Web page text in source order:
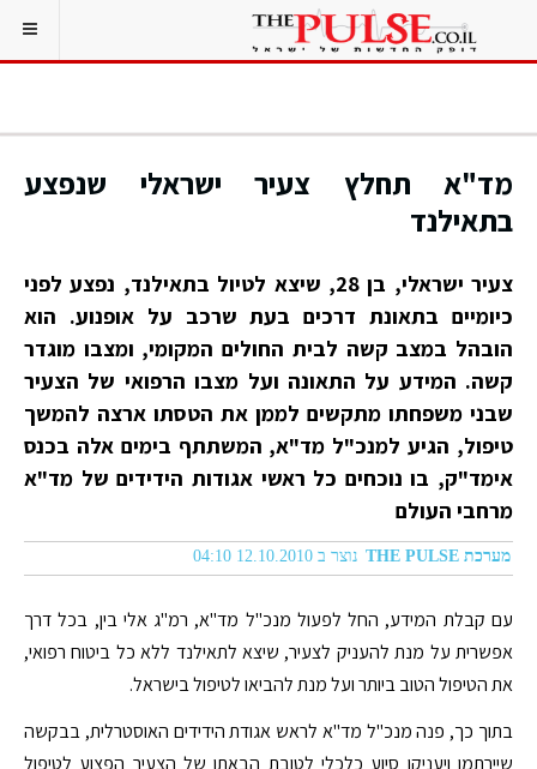
מד"א תחלץ צעיר ישראלי שנפצע
בתאילנד
צעיר ישראלי, בן 28, שיצא לטיול בתאילנד, נפצע לפני
כיומיים בתאונת דרכים בעת שרכב על אופנוע. הוא
הובהל במצב קשה לבית החולים המקומי, ומצבו מוגדר
קשה. המידע על התאונה ועל מצבו הרפואי של הצעיר
שבני משפחתו מתקשים לממן את הטסתו ארצה להמשך
טיפול, הגיע למנכ"ל מד"א, המשתתף בימים אלה בכנס
אימד"ק, בו נוכחים כל ראשי אגודות הידידים של מד"א
מרחבי העולם
מערכת THE PULSE נוצר ב 12.10.2010 04:10
עם קבלת המידע, החל לפעול מנכ"ל מד"א, רמ"ג אלי בין, בכל דרך
אפשרית על מנת להעניק לצעיר, שיצא לתאילנד ללא כל ביטוח רפואי,
את הטיפול הטוב ביותר ועל מנת להביאו לטיפול בישראל.
בתוך כך, פנה מנכ"ל מד"א לראש אגודת הידידים האוסטרלית, בבקשה
שיירתמו ויעניקו סיוע כלכלי לטובת הבאתו של הצעיר הפצוע לטיפול